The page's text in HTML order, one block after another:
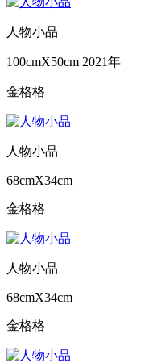
人物小品
100cmX50cm 2021年
金格格
人物小品
68cmX34cm
金格格
人物小品
68cmX34cm
金格格